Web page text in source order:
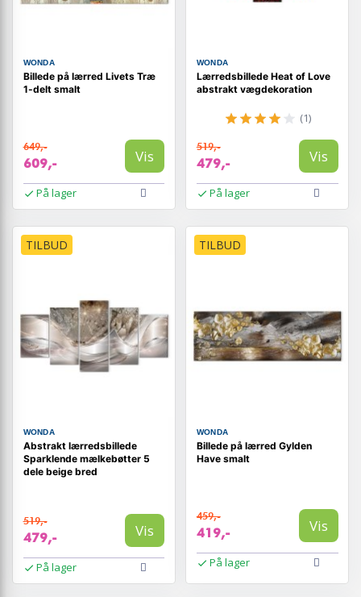
WONDA
Billede på lærred Livets Træ
1-delt smalt
649,-
609,- Vis
På lager
WONDA
Lærredsbillede Heat of Love
abstrakt vægdekoration
(1)
519,-
479,- Vis
På lager
TILBUD
WONDA
Abstrakt lærredsbillede
Sparklende mælkebøtter 5
dele beige bred
519,-
479,- Vis
På lager
TILBUD
WONDA
Billede på lærred Gylden
Have smalt
459,-
419,- Vis
På lager